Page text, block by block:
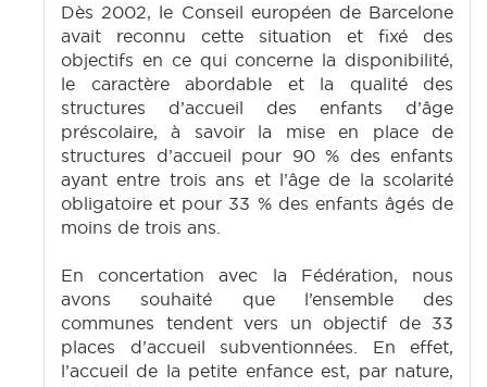
Dès 2002, le Conseil européen de Barcelone
avait reconnu cette situation et fixé des
objectifs en ce qui concerne la disponibilité,
le caractère abordable et la qualité des
structures d’accueil des enfants d’âge
préscolaire, à savoir la mise en place de
structures d’accueil pour 90 % des enfants
ayant entre trois ans et l’âge de la scolarité
obligatoire et pour 33 % des enfants âgés de
moins de trois ans.
En concertation avec la Fédération, nous
avons souhaité que l’ensemble des
communes tendent vers un objectif de 33
places d’accueil subventionnées. En effet,
l’accueil de la petite enfance est, par nature,